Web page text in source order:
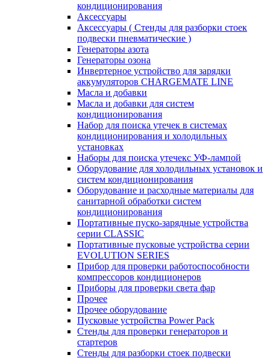
кондиционирования
Аксессуары
Аксессуары ( Стенды для разборки стоек
подвески пневматические )
Генераторы азота
Генераторы озона
Инвертерное устройство для зарядки
аккумуляторов CHARGEMATE LINE
Масла и добавки
Масла и добавки для систем
кондиционирования
Набор для поиска утечек в системах
кондиционирования и холодильных
установках
Наборы для поиска утечекс УФ-лампой
Оборудование для холодильных установок и
систем кондиционирования
Оборудование и расходные материалы для
санитарной обработки систем
кондиционирования
Портативные пуско-зарядные устройства
серии CLASSIC
Портативные пусковые устройства серии
EVOLUTION SERIES
Прибор для проверки работоспособности
компрессоров кондиционеров
Приборы для проверки света фар
Прочее
Прочее оборудование
Пусковые устройства Power Pack
Стенды для проверки генераторов и
стартеров
Стенды для разборки стоек подвески